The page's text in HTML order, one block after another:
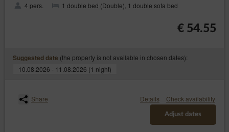
4 pers. 1 double bed (Double), 1 double sofa bed
€ 54.55
Suggested date (the property is not available in chosen dates):
10.08.2026 - 11.08.2026 (1 night)
Share Details Check availability
Adjust dates